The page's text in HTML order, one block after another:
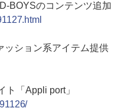
BOYSのコンテンツ追加
ッション系アイテム提供
「Appli port」